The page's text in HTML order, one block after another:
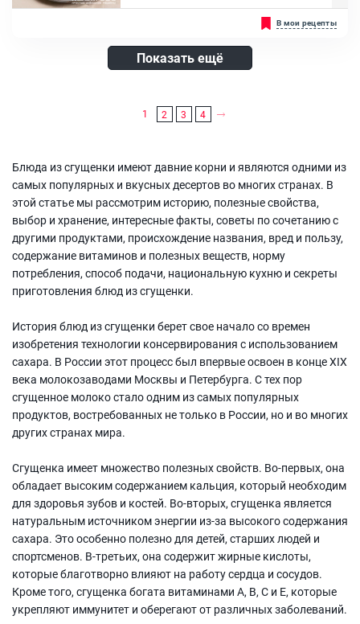
Яйцо куриное, Мука пшеничная, Молоко сгущеное, Масло
сливочное, Разрыхлитель, Ванильный сахар, Ягоды, Мята, Масло
Мало чье советское детство обошлось без традиционного
праздничного лакомства — печенья «Орешки». Рецепт печенья по-
советски прост и не включает редких ингредиентов. Мягкое
песочное тесто с начинкой из вареной сгущенки, специальная
форма для приготовления половинок-скорлупок, и сладкое
В мои рецепты
Показать ещё
1 2 3 4
Блюда из сгущенки имеют давние корни и являются одними из
самых популярных и вкусных десертов во многих странах. В
этой статье мы рассмотрим историю, полезные свойства,
выбор и хранение, интересные факты, советы по сочетанию с
другими продуктами, происхождение названия, вред и пользу,
содержание витаминов и полезных веществ, норму
потребления, способ подачи, национальную кухню и секреты
приготовления блюд из сгущенки.
История блюд из сгущенки берет свое начало со времен
изобретения технологии консервирования с использованием
сахара. В России этот процесс был впервые освоен в конце XIX
века молокозаводами Москвы и Петербурга. С тех пор
сгущенное молоко стало одним из самых популярных
продуктов, востребованных не только в России, но и во многих
других странах мира.
Сгущенка имеет множество полезных свойств. Во-первых, она
обладает высоким содержанием кальция, который необходим
для здоровья зубов и костей. Во-вторых, сгущенка является
натуральным источником энергии из-за высокого содержания
сахара. Это особенно полезно для детей, старших людей и
спортсменов. В-третьих, она содержит жирные кислоты,
которые благотворно влияют на работу сердца и сосудов.
Кроме того, сгущенка богата витаминами А, В, С и Е, которые
укрепляют иммунитет и оберегают от различных заболеваний.